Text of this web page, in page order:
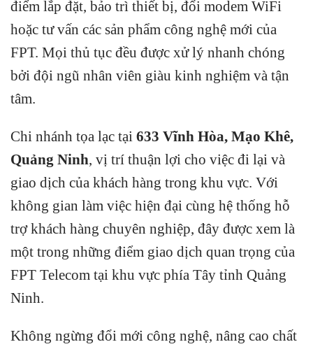
điểm lắp đặt, bảo trì thiết bị, đổi modem WiFi
hoặc tư vấn các sản phẩm công nghệ mới của
FPT. Mọi thủ tục đều được xử lý nhanh chóng
bởi đội ngũ nhân viên giàu kinh nghiệm và tận
tâm.
Chi nhánh tọa lạc tại 633 Vĩnh Hòa, Mạo Khê,
Quảng Ninh, vị trí thuận lợi cho việc đi lại và
giao dịch của khách hàng trong khu vực. Với
không gian làm việc hiện đại cùng hệ thống hỗ
trợ khách hàng chuyên nghiệp, đây được xem là
một trong những điểm giao dịch quan trọng của
FPT Telecom tại khu vực phía Tây tỉnh Quảng
Ninh.
Không ngừng đổi mới công nghệ, nâng cao chất